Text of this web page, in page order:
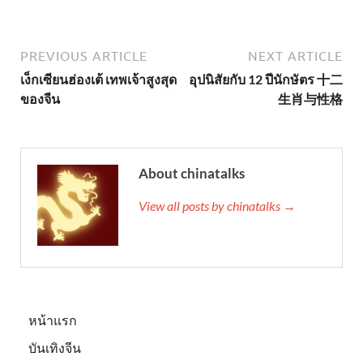
PREVIOUS ARTICLE
เง็กเซียนฮ่องเต้ เทพเจ้าสูงสุด
ของจีน
NEXT ARTICLE
อุปนิสัยกับ 12 ปีนักษัตร 十二
生肖与性格
About chinatalks
View all posts by chinatalks →
หน้าแรก
บันเทิงจีน